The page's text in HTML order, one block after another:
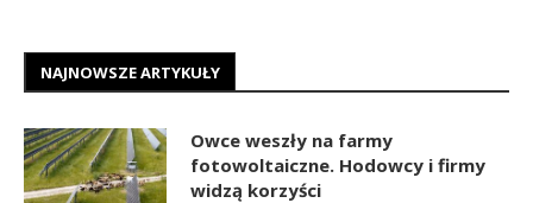
NAJNOWSZE ARTYKUŁY
Owce weszły na farmy
fotowoltaiczne. Hodowcy i firmy
widzą korzyści